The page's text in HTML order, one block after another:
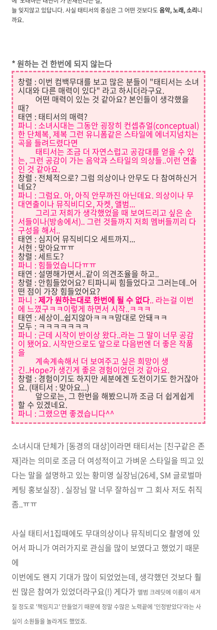
늘 잊지않고 있답니다. 사실 태티서의 중심은 그 어떤 것보다도음악, 노래, 소리니
까요.
* 원하는 건 한번에 되지 않는다
창렬 : 이번 컴백무대를 보고 많은 분들이 "태티서는 소녀
시대와 다른 매력이 있다" 라고 하시더라구요.
어떤 매력이 있는 것 같아요? 본인들이 생각했을
때?
태연 : 태티서의 매력?
파니 : 소녀시대는 그동안 굉장히 컨셉츄얼(conceptual)
한 단체복, 제복 그런 유니폼같은 스타일에 에너지넘치는
곡을 들려드렸다면
태티서는 조금 더 자연스럽고 공감대를 얻을 수 있
는, 그런 공감이 가는 음악과 스타일의 의상들..이런 연출
인 것 같아요.
창렬 : 전체적으로? 그럼 의상이나 안무도 다 참여하신거
네요?
파니 : 그럼요. 아, 아직 안무까진 아닌데요. 의상이나 무
대연출이나 뮤직비디오, 자켓, 앨범...
그리고 저희가 생각했었을 때 보여드리고 싶은 순
서들이나(방송에서).. 그런 것들까지 저희 멤버들끼리 다
구성을 해서..
태연 : 심지어 뮤직비디오 세트까지...
서현 : 맞아요ㅠㅠ
창렬 : 세트도?
파니 : 힘들었습니다ㅠㅠ
태연 : 설명해가면서..같이 의견조율을 하고..
창렬 : 안힘들었어요? 티파니씨 힘들었다고 그러는데..어
떤 점이 가장 힘들었어요?
파니 :제가 원하는대로 한번에 될 수 없다.. 라는걸 이번
에 느꼈구ㅋㅋ이렇게 하면서 시작..ㅋㅋㅋ
태연 : 세상이..쉽지않아ㅋㅋㅋ맘대로 안돼ㅋㅋ
모두 : ㅋㅋㅋㅋㅋㅋㅋ
파니 : 근데 시작이 반이상 왔다..라는 그 말이 너무 공감
이 됐어요. 시작만으로도 앞으로 다음번엔 더 좋은 작품
을
계속계속해서 더 보여주고 싶은 희망이 생
긴..Hope가 생긴게 좋은 경험이었던 것 같아요.
창렬 : 경험이기도 하지만 세분에겐 도전이기도 한거잖아
요. (태티서 : 맞아요...)
앞으로는, 그 한번을 해봤으니까 조금 더 쉽게쉽게
할 수 있겠네요.
파니 : 그랬으면 좋겠습니다^^
소녀시대 단체가 [동경의 대상]이라면 태티서는 [친구같은 존
재]라는 의미로 조금 더 여성적이고 가벼운 스타일을 띄고 있
다는 말을 설명하고 있는 황미영 실장님(26세, SM 글로벌마
케팅 홍보실장) . 실장님 말 너무 잘하심ㅠ 그 회사 저도 취직
좀..ㅠㅠ
사실 태티서1집때에도 무대의상이나 뮤직비디오 촬영에 있
어서 파니가 여러가지로 관심을 많이 보였다고 했었기 때문
에
이번에도 왠지 기대가 많이 되었었는데, 생각했던 것보다 훨
씬 많은 참여가 있었더라구요(!) 게다가 앨범 크레딧에 이름이 새겨
질 정도로 '책임지고' 만들었기 때문에 정말 수많은 노력끝에 '인정받았다'라는 사
실이 소원들을 놀라게도 했었죠.